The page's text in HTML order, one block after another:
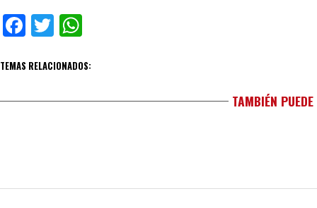
Facebook
Twitter
TEMAS RELACIONADOS:
TAMBIÉN